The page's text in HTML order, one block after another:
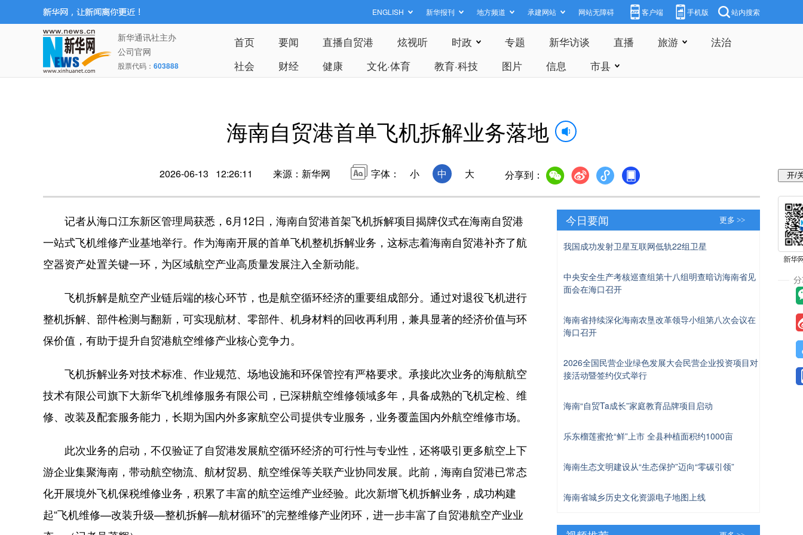
ENGLISH 新华报刊 地方频道 承建网站 网站无障碍 客户端 手机版 站内搜索
新华通讯社主办
公司官网
股票代码： 603888
首页 要闻 直播自贸港 炫视听 时政 专题 新华访谈 直播 旅游
法治
社会
财经 健康 文化·体育 教育·科技 图片 信息 市县
海南自贸港首单飞机拆解业务落地
2026-06-13 12:26:11 来源：新华网 字体： 小 中 大 分享到：
记者从海口江东新区管理局获悉，6月12日，海南自贸港首架飞机拆解项目揭牌仪式在海南自贸港
一站式飞机维修产业基地举行。作为海南开展的首单飞机整机拆解业务，这标志着海南自贸港补齐了航
空器资产处置关键一环，为区域航空产业高质量发展注入全新动能。
飞机拆解是航空产业链后端的核心环节，也是航空循环经济的重要组成部分。通过对退役飞机进行
整机拆解、部件检测与翻新，可实现航材、零部件、机身材料的回收再利用，兼具显著的经济价值与环
保价值，有助于提升自贸港航空维修产业核心竞争力。
飞机拆解业务对技术标准、作业规范、场地设施和环保管控有严格要求。承接此次业务的海航航空
技术有限公司旗下大新华飞机维修服务有限公司，已深耕航空维修领域多年，具备成熟的飞机定检、维
修、改装及配套服务能力，长期为国内外多家航空公司提供专业服务，业务覆盖国内外航空维修市场。
此次业务的启动，不仅验证了自贸港发展航空循环经济的可行性与专业性，还将吸引更多航空上下
游企业集聚海南，带动航空物流、航材贸易、航空维保等关联产业协同发展。此前，海南自贸港已常态
化开展境外飞机保税维修业务，积累了丰富的航空运维产业经验。此次新增飞机拆解业务，成功构建
起“飞机维修—改装升级—整机拆解—航材循环”的完整维修产业闭环，进一步丰富了自贸港航空产业业
今日要闻 更多 >>
我国成功发射卫星互联网低轨22组卫星
中央安全生产考核巡查组第十八组明查暗访海南省见
面会在海口召开
海南省持续深化海南农垦改革领导小组第八次会议在
海口召开
2026全国民营企业绿色发展大会民营企业投资项目对
接活动暨签约仪式举行
海南“自贸Ta成长”家庭教育品牌项目启动
乐东榴莲蜜抢“鲜”上市 全县种植面积约1000亩
海南生态文明建设从“生态保护”迈向“零碳引领”
海南省城乡历史文化资源电子地图上线